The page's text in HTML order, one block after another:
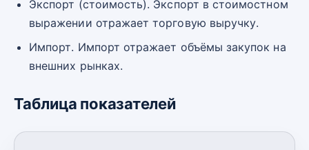
Экспорт (стоимость). Экспорт в стоимостном
выражении отражает торговую выручку.
Импорт. Импорт отражает объёмы закупок на
внешних рынках.
Таблица показателей